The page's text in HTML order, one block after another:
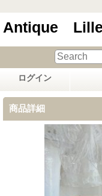
Antique Lille
ログイン
商品詳細